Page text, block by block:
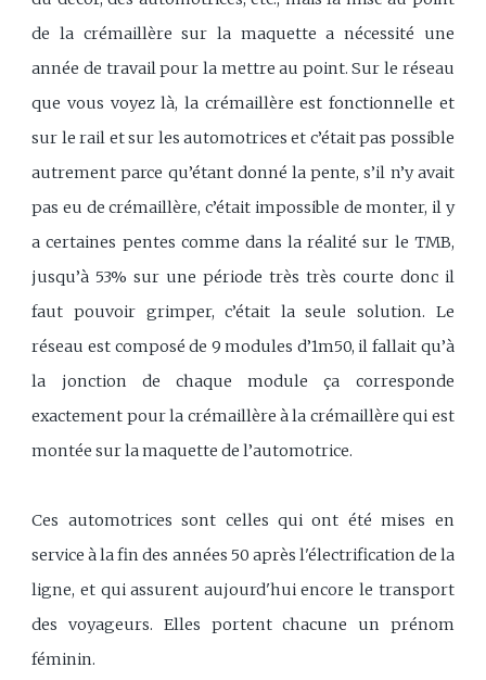
de la crémaillère sur la maquette a nécessité une
année de travail pour la mettre au point. Sur le réseau
que vous voyez là, la crémaillère est fonctionnelle et
sur le rail et sur les automotrices et c’était pas possible
autrement parce qu’étant donné la pente, s’il n’y avait
pas eu de crémaillère, c’était impossible de monter, il y
a certaines pentes comme dans la réalité sur le TMB,
jusqu’à 53% sur une période très très courte donc il
faut pouvoir grimper, c’était la seule solution. Le
réseau est composé de 9 modules d’1m50, il fallait qu’à
la jonction de chaque module ça corresponde
exactement pour la crémaillère à la crémaillère qui est
montée sur la maquette de l’automotrice.
Ces automotrices sont celles qui ont été mises en
service à la fin des années 50 après l'électrification de la
ligne, et qui assurent aujourd'hui encore le transport
des voyageurs. Elles portent chacune un prénom
féminin.